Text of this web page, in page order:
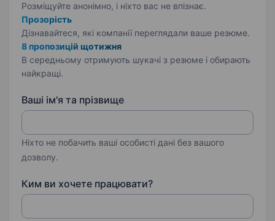
Розміщуйте анонімно, і ніхто вас не впізнає.
Прозорість
Дізнавайтеся, які компанії переглядали ваше резюме.
8 пропозицій щотижня
В середньому отримують шукачі з резюме і обирають
найкращі.
Ваші ім'я та прізвище
Ніхто не побачить ваші особисті дані без вашого
дозволу.
Ким ви хочете працювати?